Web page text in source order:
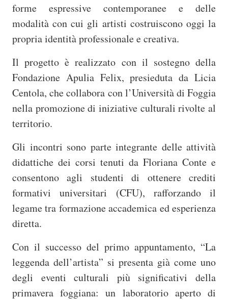
forme espressive contemporanee e delle
modalità con cui gli artisti costruiscono oggi la
propria identità professionale e creativa.
Il progetto è realizzato con il sostegno della
Fondazione Apulia Felix, presieduta da Licia
Centola, che collabora con l’Università di Foggia
nella promozione di iniziative culturali rivolte al
territorio.
Gli incontri sono parte integrante delle attività
didattiche dei corsi tenuti da Floriana Conte e
consentono agli studenti di ottenere crediti
formativi universitari (CFU), rafforzando il
legame tra formazione accademica ed esperienza
diretta.
Con il successo del primo appuntamento, “La
leggenda dell’artista” si presenta già come uno
degli eventi culturali più significativi della
primavera foggiana: un laboratorio aperto di